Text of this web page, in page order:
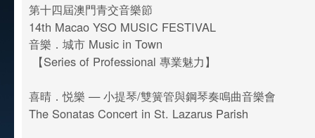
第十四屆澳門青交音樂節
14th Macao YSO MUSIC FESTIVAL
音樂．城市 Music in Town
【Series of Professional 專業魅力】
喜晴．悦樂 — 小提琴/雙簧管與鋼琴奏鳴曲音樂會
The Sonatas Concert in St. Lazarus Parish